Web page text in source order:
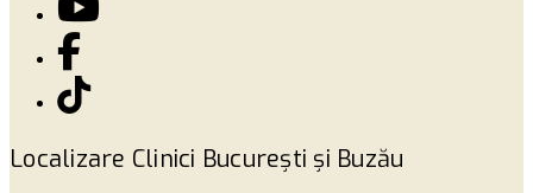
Localizare Clinici București și Buzău